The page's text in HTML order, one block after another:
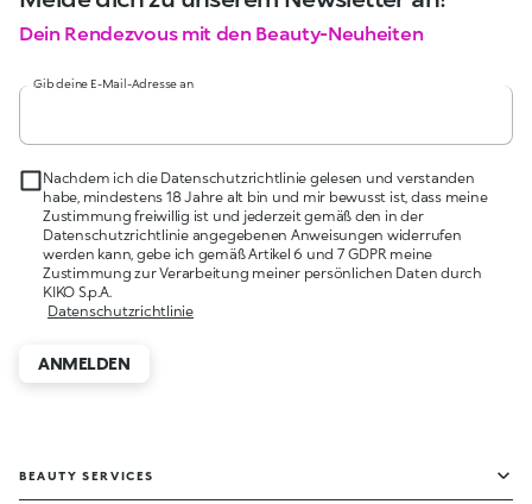
Dein Rendezvous mit den Beauty-Neuheiten
Gib deine E-Mail-Adresse an
Nachdem ich die Datenschutzrichtlinie gelesen und verstanden
habe, mindestens 18 Jahre alt bin und mir bewusst ist, dass meine
Zustimmung freiwillig ist und jederzeit gemäß den in der
Datenschutzrichtlinie angegebenen Anweisungen widerrufen
werden kann, gebe ich gemäß Artikel 6 und 7 GDPR meine
Zustimmung zur Verarbeitung meiner persönlichen Daten durch
KIKO S.p.A.
Datenschutzrichtlinie
ANMELDEN
BEAUTY SERVICES